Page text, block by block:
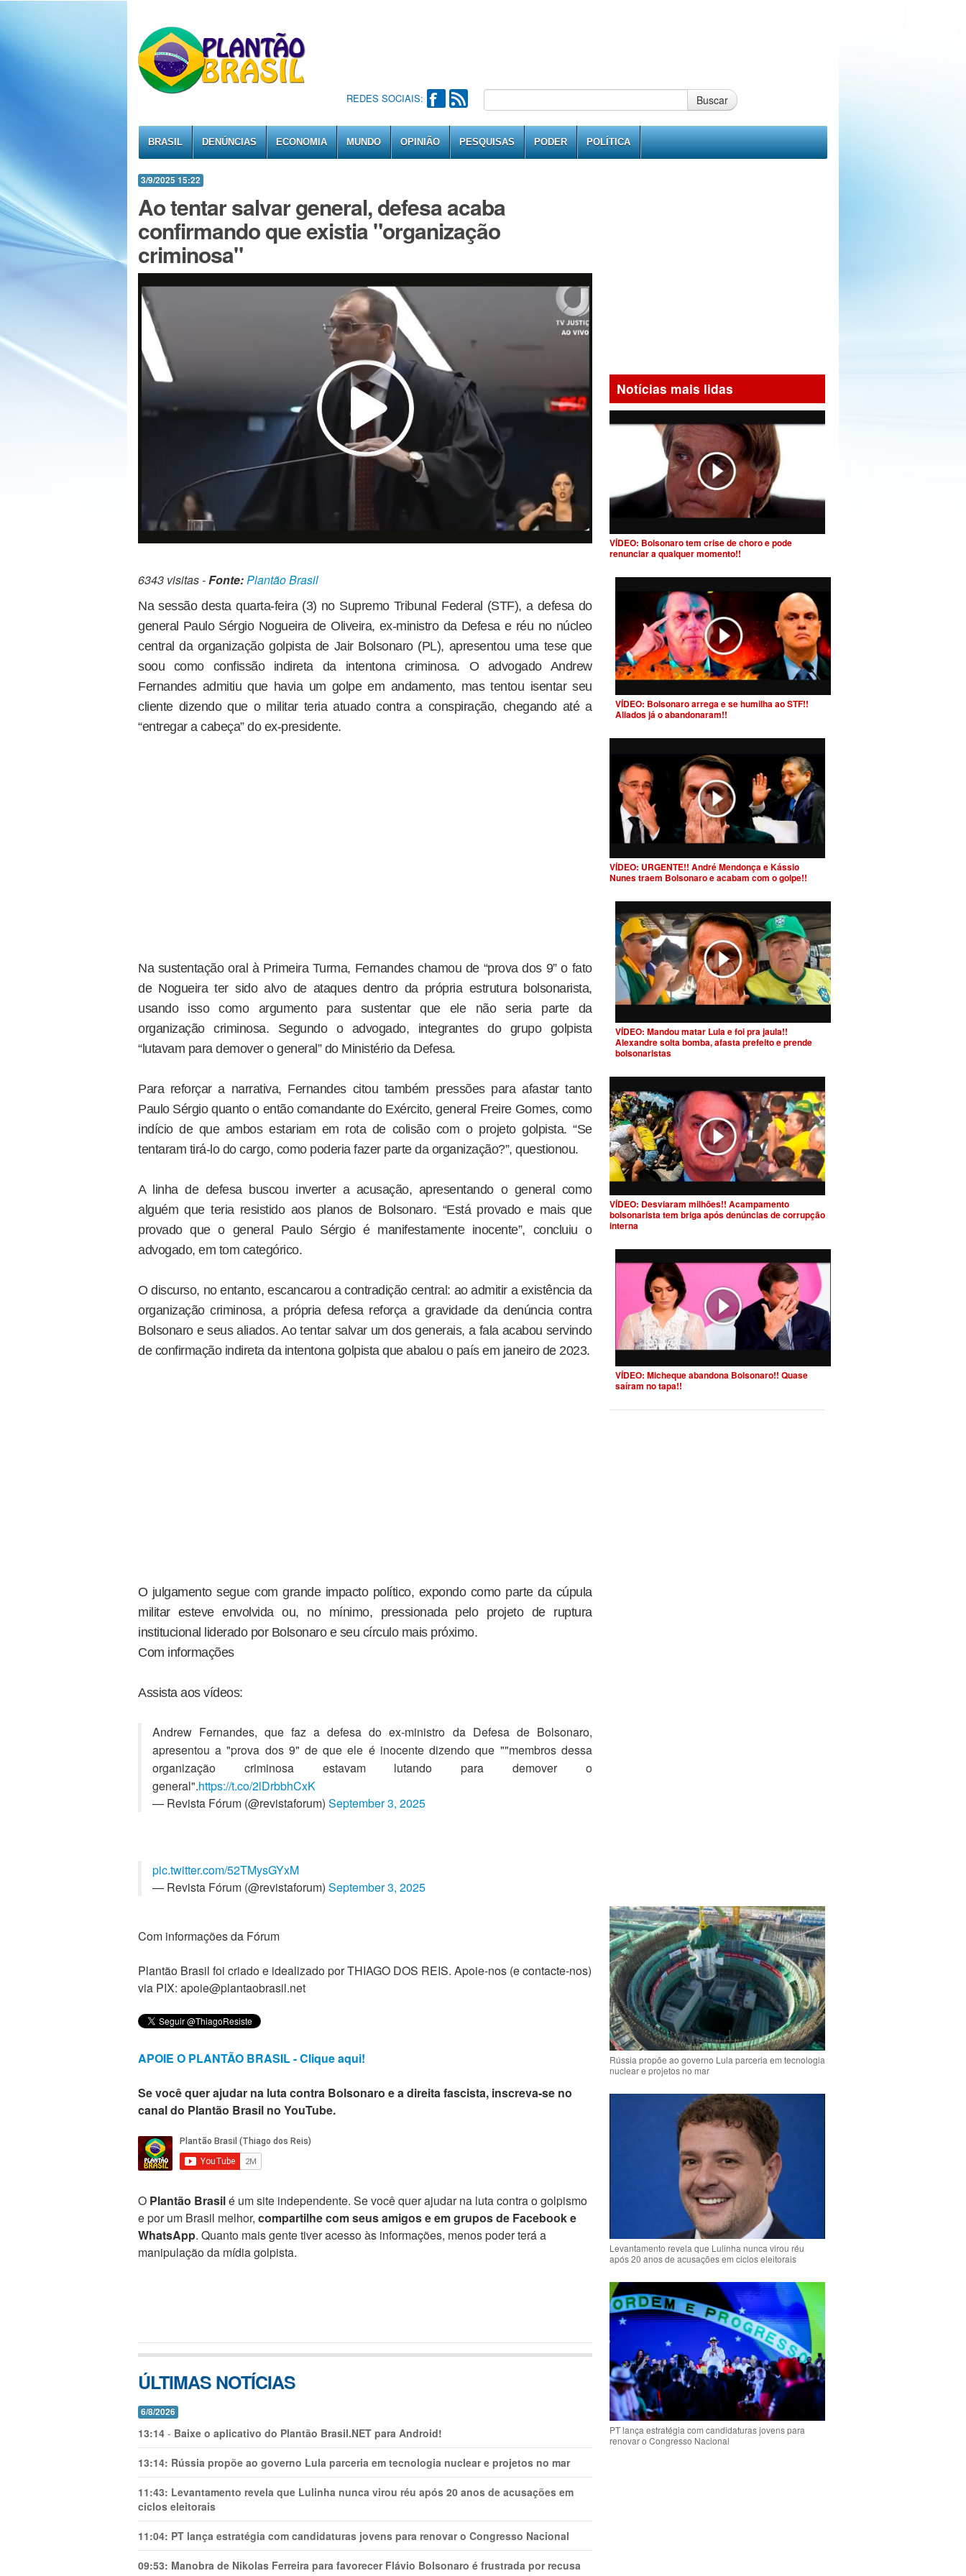
REDES SOCIAIS: Buscar
BRASIL DENÚNCIAS ECONOMIA MUNDO OPINIÃO PESQUISAS PODER POLÍTICA
3/9/2025 15:22
Ao tentar salvar general, defesa acaba
confirmando que existia "organização
criminosa"
6343 visitas -Fonte:Plantão Brasil
Na sessão desta quarta-feira (3) no Supremo Tribunal Federal (STF), a defesa do
general Paulo Sérgio Nogueira de Oliveira, ex-ministro da Defesa e réu no núcleo
central da organização golpista de Jair Bolsonaro (PL), apresentou uma tese que
soou como confissão indireta da intentona criminosa. O advogado Andrew
Fernandes admitiu que havia um golpe em andamento, mas tentou isentar seu
cliente dizendo que o militar teria atuado contra a conspiração, chegando até a
“entregar a cabeça” do ex-presidente.
Na sustentação oral à Primeira Turma, Fernandes chamou de “prova dos 9” o fato
de Nogueira ter sido alvo de ataques dentro da própria estrutura bolsonarista,
usando isso como argumento para sustentar que ele não seria parte da
organização criminosa. Segundo o advogado, integrantes do grupo golpista
“lutavam para demover o general” do Ministério da Defesa.
Para reforçar a narrativa, Fernandes citou também pressões para afastar tanto
Paulo Sérgio quanto o então comandante do Exército, general Freire Gomes, como
indício de que ambos estariam em rota de colisão com o projeto golpista. “Se
tentaram tirá-lo do cargo, como poderia fazer parte da organização?”, questionou.
A linha de defesa buscou inverter a acusação, apresentando o general como
alguém que teria resistido aos planos de Bolsonaro. “Está provado e mais que
provado que o general Paulo Sérgio é manifestamente inocente”, concluiu o
advogado, em tom categórico.
O discurso, no entanto, escancarou a contradição central: ao admitir a existência da
organização criminosa, a própria defesa reforça a gravidade da denúncia contra
Bolsonaro e seus aliados. Ao tentar salvar um dos generais, a fala acabou servindo
de confirmação indireta da intentona golpista que abalou o país em janeiro de 2023.
O julgamento segue com grande impacto político, expondo como parte da cúpula
militar esteve envolvida ou, no mínimo, pressionada pelo projeto de ruptura
institucional liderado por Bolsonaro e seu círculo mais próximo.
Com informações
Assista aos vídeos:
Andrew Fernandes, que faz a defesa do ex-ministro da Defesa de Bolsonaro,
apresentou a "prova dos 9" de que ele é inocente dizendo que ""membros dessa
organização criminosa estavam lutando para demover o
general".https://t.co/2lDrbbhCxK
— Revista Fórum (@revistaforum) September 3, 2025
pic.twitter.com/52TMysGYxM
— Revista Fórum (@revistaforum) September 3, 2025
Com informações da Fórum
Plantão Brasil foi criado e idealizado por THIAGO DOS REIS. Apoie-nos (e contacte-nos)
via PIX: apoie@plantaobrasil.net
APOIE O PLANTÃO BRASIL - Clique aqui!
Se você quer ajudar na luta contra Bolsonaro e a direita fascista, inscreva-se no
canal do Plantão Brasil no YouTube.
O Plantão Brasilé um site independente. Se você quer ajudar na luta contra o golpismo
e por um Brasil melhor, compartilhe com seus amigos e em grupos de Facebook e
WhatsApp. Quanto mais gente tiver acesso às informações, menos poder terá a
manipulação da mídia golpista.
ÚLTIMAS NOTÍCIAS
6/8/2026
13:14 - Baixe o aplicativo do Plantão Brasil.NET para Android!
13:14: Rússia propõe ao governo Lula parceria em tecnologia nuclear e projetos no mar
11:43: Levantamento revela que Lulinha nunca virou réu após 20 anos de acusações em
ciclos eleitorais
11:04: PT lança estratégia com candidaturas jovens para renovar o Congresso Nacional
09:53: Manobra de Nikolas Ferreira para favorecer Flávio Bolsonaro é frustrada por recusa
Notícias mais lidas
VÍDEO: Bolsonaro tem crise de choro e pode
renunciar a qualquer momento!!
VÍDEO: Bolsonaro arrega e se humilha ao STF!!
Aliados já o abandonaram!!
VÍDEO: URGENTE!! André Mendonça e Kássio
Nunes traem Bolsonaro e acabam com o golpe!!
VÍDEO: Mandou matar Lula e foi pra jaula!!
Alexandre solta bomba, afasta prefeito e prende
bolsonaristas
VÍDEO: Desviaram milhões!! Acampamento
bolsonarista tem briga após denúncias de corrupção
interna
VÍDEO: Micheque abandona Bolsonaro!! Quase
saíram no tapa!!
Rússia propõe ao governo Lula parceria em tecnologia
nuclear e projetos no mar
Levantamento revela que Lulinha nunca virou réu
após 20 anos de acusações em ciclos eleitorais
PT lança estratégia com candidaturas jovens para
renovar o Congresso Nacional